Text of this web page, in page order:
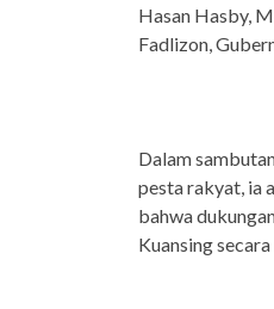
Hasan Hasby,
Fadlizon,
Dalam
pesta rakyat, ia
bahwa
Kuansing